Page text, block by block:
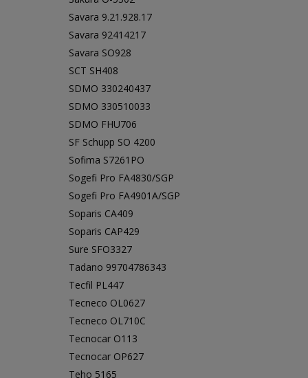
Savara 9.21.928.17
Savara 92414217
Savara SO928
SCT SH408
SDMO 330240437
SDMO 330510033
SDMO FHU706
SF Schupp SO 4200
Sofima S7261PO
Sogefi Pro FA4830/SGP
Sogefi Pro FA4901A/SGP
Soparis CA409
Soparis CAP429
Sure SFO3327
Tadano 99704786343
Tecfil PL447
Tecneco OL0627
Tecneco OL710C
Tecnocar O113
Tecnocar OP627
Teho 5165